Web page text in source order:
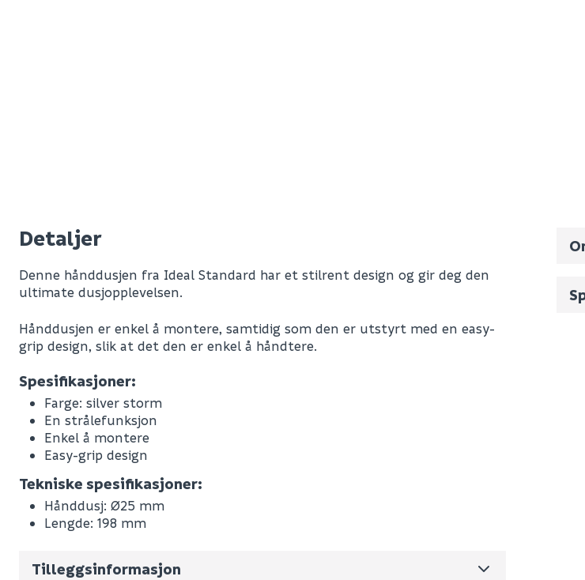
Detaljer
Denne hånddusjen fra Ideal Standard har et stilrent design og gir deg den
ultimate dusjopplevelsen.
Hånddusjen er enkel å montere, samtidig som den er utstyrt med en easy-
grip design, slik at det den er enkel å håndtere.
Spesifikasjoner:
Farge: silver storm
En strålefunksjon
Enkel å montere
Easy-grip design
Tekniske spesifikasjoner:
Hånddusj: Ø25 mm
Lengde: 198 mm
Tilleggsinformasjon
Leverandørens varenummer
Nobb No
Vekt pr. stk / m2 (i kg)
Volum (dm3 per salgsforpakning)